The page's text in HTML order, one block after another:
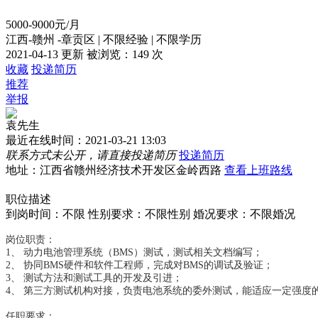
5000-9000元/月
江西-赣州 -章贡区 | 不限经验 | 不限学历
2021-04-13 更新 被浏览： 149 次
收藏 投递简历
推荐
举报
袁先生
最近在线时间：2021-03-21 13:03
联系方式未公开，请直接投递简历 投递简历
地址：江西省赣州经济技术开发区金岭西路 查看上班路线
职位描述
到岗时间：不限 性别要求：不限性别 婚况要求：不限婚况
岗位职责：
1、 动力电池管理系统（BMS）测试，测试相关文档编写；
2、 协同BMS硬件和软件工程师，完成对BMS的调试及验证；
3、 测试方法和测试工具的开发及引进；
4、 第三方测试机构对接，负责电池系统的委外测试，能适应一定强度